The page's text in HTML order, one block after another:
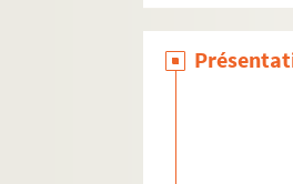
19. Lettres de
20. Dédicaces,
21. Dédicaces,